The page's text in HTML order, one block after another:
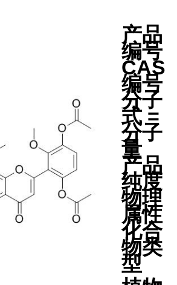
产品
编号
CAS
编号
分子
式 =
分子
量
产品
纯度
物理
属性
化合
物类
型